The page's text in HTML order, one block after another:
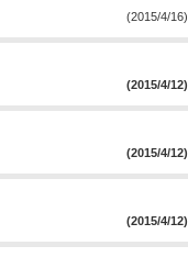
(2015/4/16)
(2015/4/12)
(2015/4/12)
(2015/4/12)